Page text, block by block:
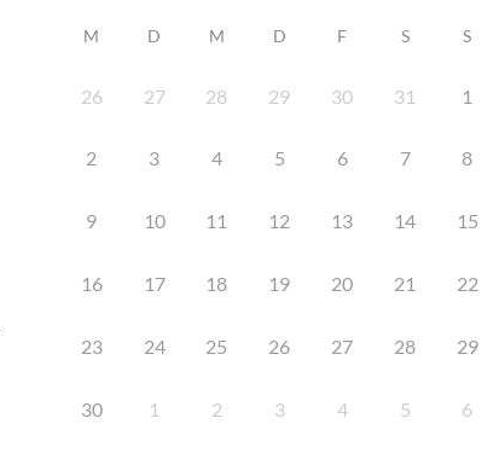
M D M D F S S
26 27 28 29 30 31 1
2 3 4 5 6 7 8
9 10 11 12 13 14 15
16 17 18 19 20 21 22
23 24 25 26 27 28 29
30 1 2 3 4 5 6